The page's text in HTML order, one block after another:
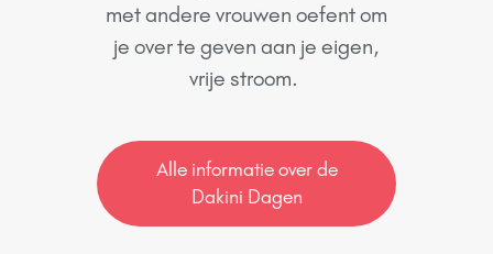
met andere vrouwen oefent om
je over te geven aan je eigen,
vrije stroom.
Alle informatie over de
Dakini Dagen